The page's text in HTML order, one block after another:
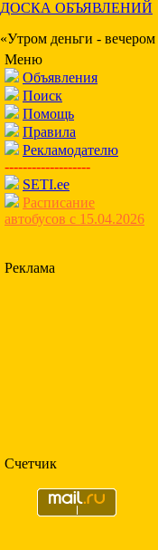
ДОСКА ОБЪЯВЛЕНИЙ
«Утром деньги - вечером
Меню
Объявления
Поиск
Помощь
Правила
Рекламодателю
-------------------
SETI.ee
Расписание
автобусов с 15.04.2026
Реклама
Счетчик